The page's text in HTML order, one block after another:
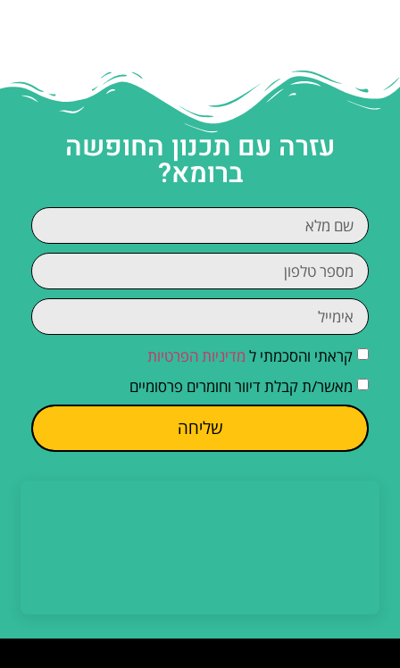
עזרה עם תכנון החופשה
ברומא?
קראתי והסכמתי ל מדיניות הפרטיות
מאשר/ת קבלת דיוור וחומרים פרסומיים
שליחה